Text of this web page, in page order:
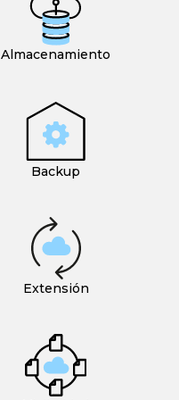
Almacenamiento
Backup
Extensión